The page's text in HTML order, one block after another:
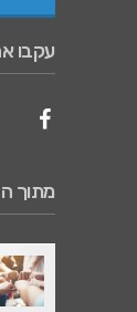
עקבו
מתוך